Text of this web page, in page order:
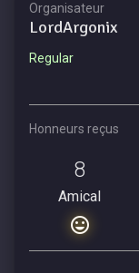
Organisateur
LordArgonix
Regular
Honneurs reçus
8
Amical